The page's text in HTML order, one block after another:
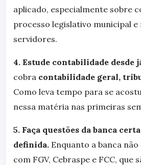
aplicado, especialmente sobre
processo legislativo municipal e
servidores.
4. Estude contabilidade desde
cobra contabilidade geral,
Como leva tempo para se
nessa matéria nas primeiras
5. Faça questões da banca
definida. Enquanto a banca
com FGV, Cebraspe e FCC, que